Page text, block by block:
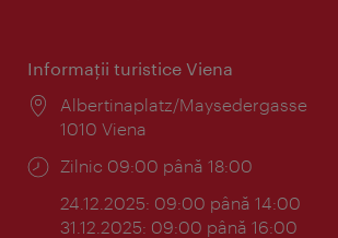
Informaţii turistice Viena
Locul:
Albertinaplatz/Maysedergasse
1010 Viena
Program:
Zilnic 09:00 până 18:00
24.12.2025: 09:00 până 14:00
31.12.2025: 09:00 până 16:00